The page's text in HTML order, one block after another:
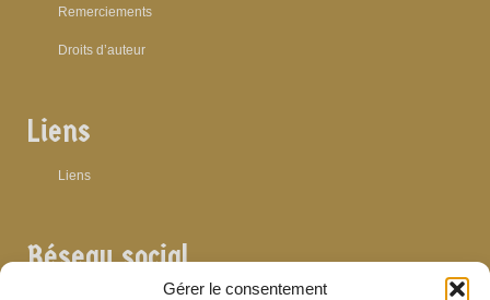
Gérer le consentement
Remerciements
Droits d’auteur
Liens
Liens
Réseau social